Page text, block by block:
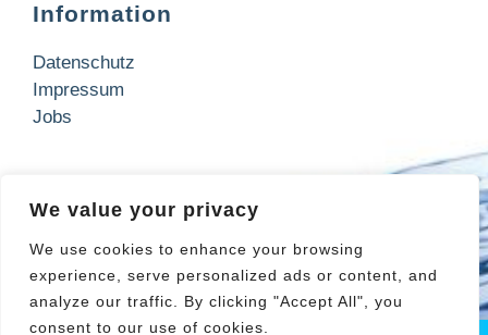
We value your privacy
We use cookies to enhance your browsing
experience, serve personalized ads or content, and
analyze our traffic. By clicking "Accept All", you
consent to our use of cookies.
Information
Datenschutz
Impressum
Jobs
Wir freuen uns über Ihre Anfrage!